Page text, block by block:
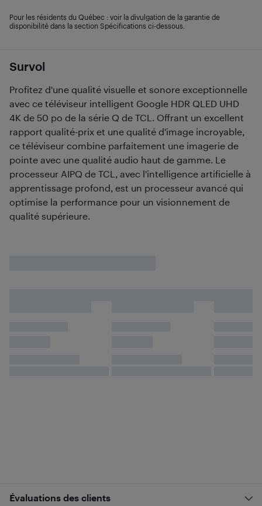
Survol
Profitez d'une qualité visuelle et sonore exceptionnelle
avec ce téléviseur intelligent Google HDR QLED UHD
4K de 50 po de la série Q de TCL. Offrant un excellent
rapport qualité-prix et une qualité d'image incroyable,
ce téléviseur combine parfaitement une imagerie de
pointe avec une qualité audio haut de gamme. Le
processeur AIPQ de TCL, avec l'intelligence artificielle à
apprentissage profond, est un processeur avancé qui
optimise la performance pour un visionnement de
qualité supérieure.
Pour les résidents du Québec : voir la divulgation de la garantie de
disponibilité dans la section Spécifications ci-dessous.
Évaluations des clients